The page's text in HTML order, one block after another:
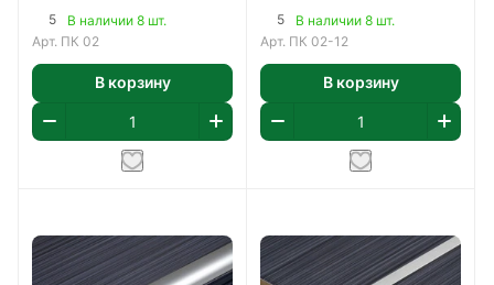
5
В наличии 8 шт.
Арт. ПК 02
В корзину
серебро
5
В наличии 8 шт.
Арт. ПК 02-12
В корзину